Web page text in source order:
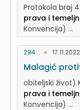
Protokola broj
prava i
Konvencija) ...
294...
Malagić
obiteljski život)
prava i
Konvencija) ...